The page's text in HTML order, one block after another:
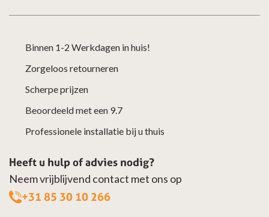
Binnen 1-2 Werkdagen in huis!
Zorgeloos retourneren
Scherpe prijzen
Beoordeeld met een 9.7
Professionele installatie bij u thuis
Heeft u hulp of advies nodig?
Neem vrijblijvend contact met ons op
+31 85 30 10 266